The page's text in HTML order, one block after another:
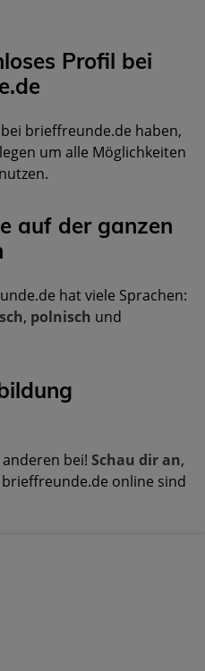
Profil bei
brieffreunde.de haben,
um alle Möglichkeiten
auf der ganzen
hat viele Sprachen:
, polnisch und
bei! Schau dir an,
online sind